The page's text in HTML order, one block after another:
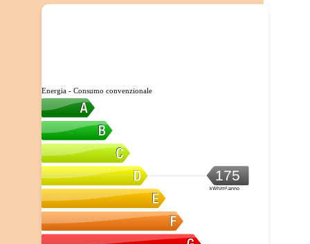
Energia - Consumo convenzionale
175
kWh/m².anno